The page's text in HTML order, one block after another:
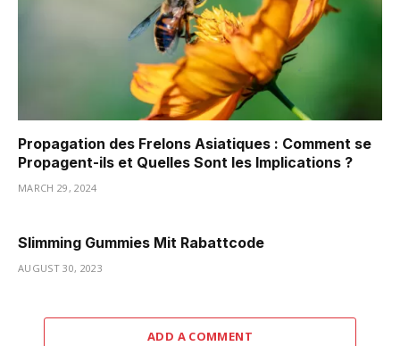
Propagation des Frelons Asiatiques : Comment se
Propagent-ils et Quelles Sont les Implications ?
MARCH 29, 2024
Slimming Gummies Mit Rabattcode
AUGUST 30, 2023
ADD A COMMENT